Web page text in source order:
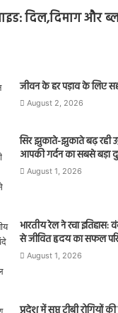
दिल,दिमाग और
जीवन के हर पड़ाव के लिए
August 2, 2026
सिर झुकाते-झुकाते बढ़ रही
आपकी गर्दन का सबसे बड़ा
August 1, 2026
भारतीय रेल ने रचा इतिहास:
से जीवित हृदय का सफल
August 1, 2026